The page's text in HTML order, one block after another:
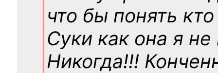
что бы понять
Суки как она я не
Никогда!!!